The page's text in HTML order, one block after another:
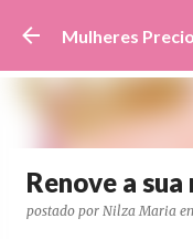
Pular
Mulheres
Renove a
postado por Nilza Maria